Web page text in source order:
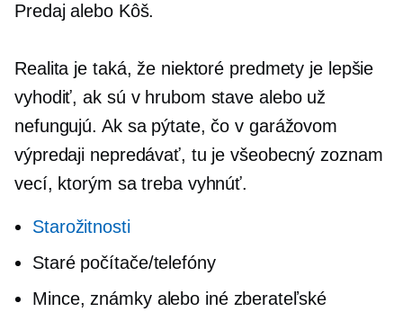
Predaj alebo Kôš.
Realita je taká, že niektoré predmety je lepšie
vyhodiť, ak sú v hrubom stave alebo už
nefungujú. Ak sa pýtate, čo v garážovom
výpredaji nepredávať, tu je všeobecný zoznam
vecí, ktorým sa treba vyhnúť.
Starožitnosti
Staré počítače/telefóny
Mince, známky alebo iné zberateľské